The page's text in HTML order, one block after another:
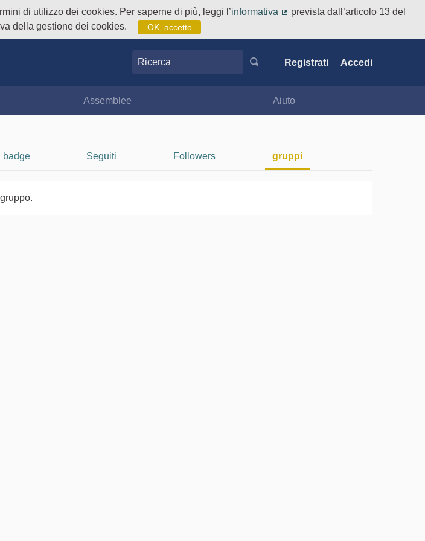
di utilizzo dei cookies. Per saperne di più, leggi l’informativa
prevista dall’articolo 13 del
della gestione dei cookies.
OK, accetto
Ricerca Registrati Accedi
Assemblee Aiuto
badge Seguiti Followers gruppi